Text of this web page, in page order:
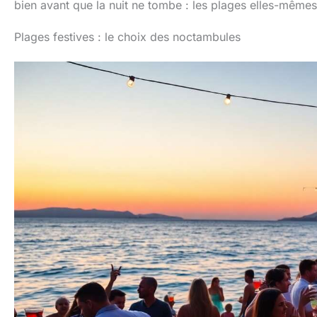
bien avant que la nuit ne tombe : les plages elles-
Plages festives : le choix des noctambules